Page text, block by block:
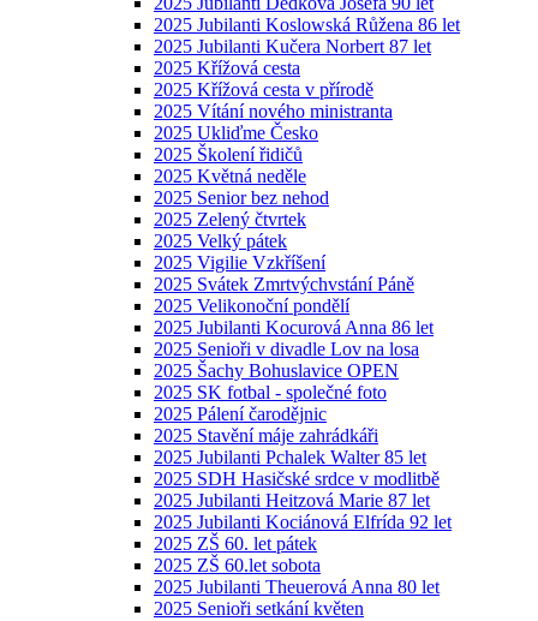
2025 Jubilanti Koslowská Růžena 86 let
2025 Jubilanti Kučera Norbert 87 let
2025 Křížová cesta
2025 Křížová cesta v přírodě
2025 Vítání nového ministranta
2025 Ukliďme Česko
2025 Školení řidičů
2025 Květná neděle
2025 Senior bez nehod
2025 Zelený čtvrtek
2025 Velký pátek
2025 Vigilie Vzkříšení
2025 Svátek Zmrtvýchvstání Páně
2025 Velikonoční pondělí
2025 Jubilanti Kocurová Anna 86 let
2025 Senioři v divadle Lov na losa
2025 Šachy Bohuslavice OPEN
2025 SK fotbal - společné foto
2025 Pálení čarodějnic
2025 Stavění máje zahrádkáři
2025 Jubilanti Pchalek Walter 85 let
2025 SDH Hasičské srdce v modlitbě
2025 Jubilanti Heitzová Marie 87 let
2025 Jubilanti Kociánová Elfrída 92 let
2025 ZŠ 60. let pátek
2025 ZŠ 60.let sobota
2025 Jubilanti Theuerová Anna 80 let
2025 Senioři setkání květen